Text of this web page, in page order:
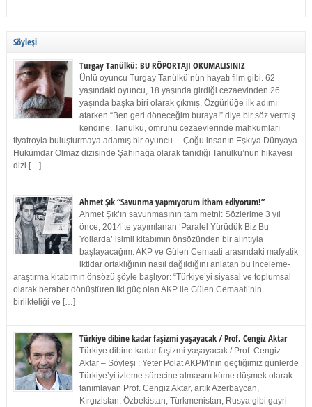
Söyleşi
Turgay Tanülkü: BU RÖPORTAJI OKUMALISINIZ
Ünlü oyuncu Turgay Tanülkü’nün hayatı film gibi. 62
yaşındaki oyuncu, 18 yaşında girdiği cezaevinden 26
yaşında başka biri olarak çıkmış. Özgürlüğe ilk adımı
atarken “Ben geri döneceğim buraya!” diye bir söz vermiş
kendine. Tanülkü, ömrünü cezaevlerinde mahkumları
tiyatroyla buluşturmaya adamış bir oyuncu… Çoğu insanın Eşkıya Dünyaya
Hükümdar Olmaz dizisinde Şahinağa olarak tanıdığı Tanülkü’nün hikayesi
dizi […]
Ahmet Şık “Savunma yapmıyorum itham ediyorum!”
Ahmet Şık’ın savunmasının tam metni: Sözlerime 3 yıl
önce, 2014’te yayımlanan ‘Paralel Yürüdük Biz Bu
Yollarda’ isimli kitabımın önsözünden bir alıntıyla
başlayacağım. AKP ve Gülen Cemaati arasındaki mafyatik
iktidar ortaklığının nasıl dağıldığını anlatan bu inceleme-
araştırma kitabımın önsözü şöyle başlıyor: “Türkiye’yi siyasal ve toplumsal
olarak beraber dönüştüren iki güç olan AKP ile Gülen Cemaati’nin
birlikteliği ve […]
Türkiye dibine kadar faşizmi yaşayacak / Prof. Cengiz Aktar
Türkiye dibine kadar faşizmi yaşayacak / Prof. Cengiz
Aktar – Söyleşi : Yeter Polat AKPM’nin geçtiğimiz günlerde
Türkiye’yi izleme sürecine almasını küme düşmek olarak
tanımlayan Prof. Cengiz Aktar, artık Azerbaycan,
Kırgızistan, Özbekistan, Türkmenistan, Rusya gibi gayri